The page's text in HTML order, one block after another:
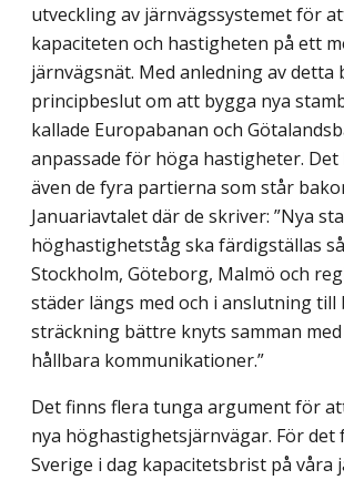
utveckling av järnvägssystemet för
kapaciteten och hastigheten på ett
järnvägsnät. Med anledning av detta
princip­beslut om att bygga nya
kallade Europabanan och
anpassade för höga hastigheter.
även de fyra partierna som står
Januariavtalet där de skriver: ”Nya
höghastighetståg ska färdigställas
Stockholm, Göteborg, Malmö och
städer längs med och i anslutning till
sträckning bättre knyts samman
hållbara kommunikationer.”
Det finns flera tunga argument för
nya höghastighetsjärnvägar. För det
Sverige i dag kapacitetsbrist på våra